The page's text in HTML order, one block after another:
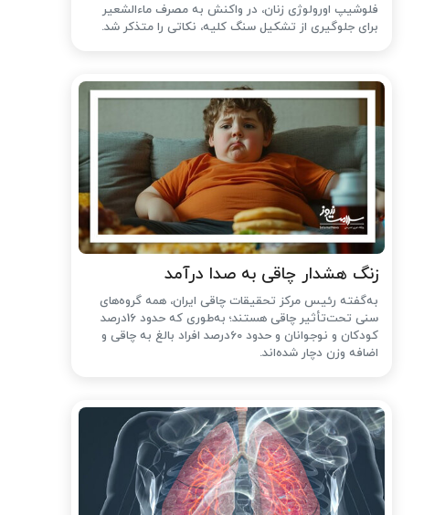
فلوشیپ اورولوژی زنان، در واکنش به مصرف ماءالشعیر
برای جلوگیری از تشکیل سنگ کلیه، نکاتی را متذکر شد.
زنگ هشدار چاقی به صدا درآمد
به‌گفته رئیس مرکز تحقیقات چاقی ایران، همه گروه‌های
سنی تحت‌تأثیر چاقی هستند؛ به‌طوری که حدود 16درصد
کودکان و نوجوانان و حدود 60درصد افراد بالغ به چاقی و
اضافه وزن دچار شده‌اند.